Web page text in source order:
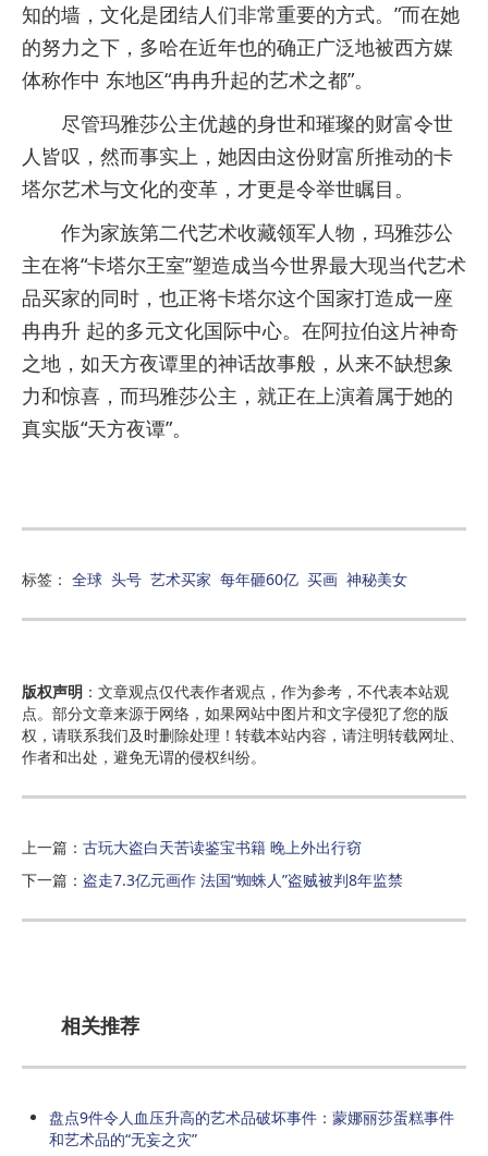
知的墙，文化是团结人们非常重要的方式。”而在她
的努力之下，多哈在近年也的确正广泛地被西方媒
体称作中 东地区“冉冉升起的艺术之都”。
尽管玛雅莎公主优越的身世和璀璨的财富令世
人皆叹，然而事实上，她因由这份财富所推动的卡
塔尔艺术与文化的变革，才更是令举世瞩目。
作为家族第二代艺术收藏领军人物，玛雅莎公
主在将“卡塔尔王室”塑造成当今世界最大现当代艺术
品买家的同时，也正将卡塔尔这个国家打造成一座
冉冉升 起的多元文化国际中心。在阿拉伯这片神奇
之地，如天方夜谭里的神话故事般，从来不缺想象
力和惊喜，而玛雅莎公主，就正在上演着属于她的
真实版“天方夜谭”。
标签： 全球 头号 艺术买家 每年砸60亿 买画 神秘美女
版权声明 ：文章观点仅代表作者观点，作为参考，不代表本站观
点。部分文章来源于网络，如果网站中图片和文字侵犯了您的版
权，请联系我们及时删除处理！转载本站内容，请注明转载网址、
作者和出处，避免无谓的侵权纠纷。
上一篇： 古玩大盗白天苦读鉴宝书籍 晚上外出行窃
下一篇： 盗走7.3亿元画作 法国“蜘蛛人”盗贼被判8年监禁
相关推荐
盘点9件令人血压升高的艺术品破坏事件：蒙娜丽莎蛋糕事件
和艺术品的“无妄之灾”